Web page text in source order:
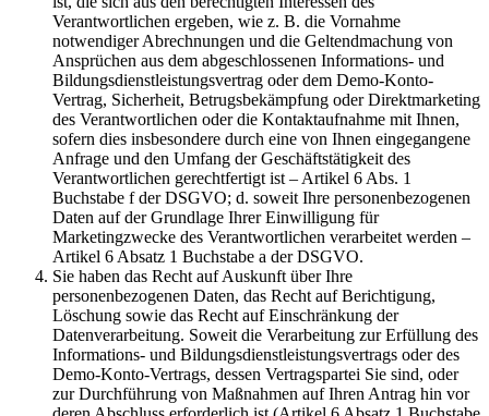
Verantwortlichen ergeben, wie z. B. die Vornahme
notwendiger Abrechnungen und die Geltendmachung von
Ansprüchen aus dem abgeschlossenen Informations- und
Bildungsdienstleistungsvertrag oder dem Demo-Konto-
Vertrag, Sicherheit, Betrugsbekämpfung oder Direktmarketing
des Verantwortlichen oder die Kontaktaufnahme mit Ihnen,
sofern dies insbesondere durch eine von Ihnen eingegangene
Anfrage und den Umfang der Geschäftstätigkeit des
Verantwortlichen gerechtfertigt ist – Artikel 6 Abs. 1
Buchstabe f der DSGVO; d. soweit Ihre personenbezogenen
Daten auf der Grundlage Ihrer Einwilligung für
Marketingzwecke des Verantwortlichen verarbeitet werden –
Artikel 6 Absatz 1 Buchstabe a der DSGVO.
Sie haben das Recht auf Auskunft über Ihre
personenbezogenen Daten, das Recht auf Berichtigung,
Löschung sowie das Recht auf Einschränkung der
Datenverarbeitung. Soweit die Verarbeitung zur Erfüllung des
Informations- und Bildungsdienstleistungsvertrags oder des
Demo-Konto-Vertrags, dessen Vertragspartei Sie sind, oder
zur Durchführung von Maßnahmen auf Ihren Antrag hin vor